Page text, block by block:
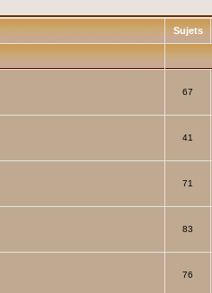
Sujets
67
41
71
83
76